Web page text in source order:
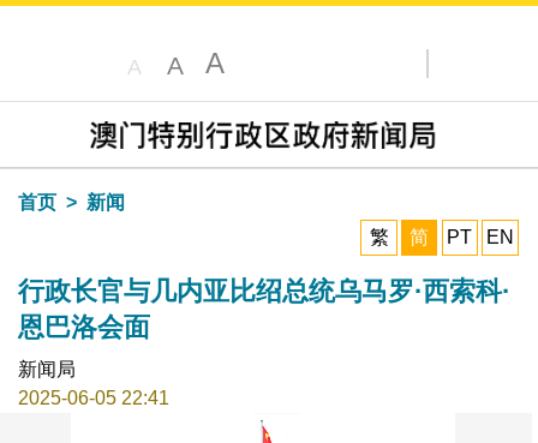
A A A
目录
首页
新闻
繁
简 PT EN
行政长官与几内亚比绍总统乌马罗·西索科·
恩巴洛会面
新闻局
2025-06-05 22:41